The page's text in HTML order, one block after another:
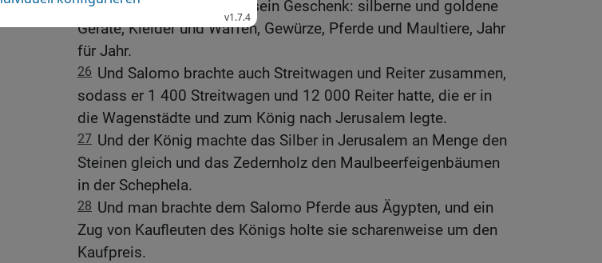
25 Und sie brachten jeder sein Geschenk: silberne und goldene
Geräte, Kleider und Waffen, Gewürze, Pferde und Maultiere, Jahr
für Jahr.
26 Und Salomo brachte auch Streitwagen und Reiter zusammen,
sodass er 1 400 Streitwagen und 12 000 Reiter hatte, die er in
die Wagenstädte und zum König nach Jerusalem legte.
27 Und der König machte das Silber in Jerusalem an Menge den
Steinen gleich und das Zedernholz den Maulbeerfeigenbäumen
in der Schephela.
28 Und man brachte dem Salomo Pferde aus Ägypten, und ein
Zug von Kaufleuten des Königs holte sie scharenweise um den
Kaufpreis.